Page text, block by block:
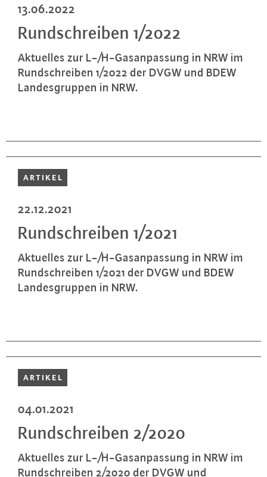
13.06.2022
Rund­schrei­ben 1/2022
Aktuelles zur L-/H-Gas­an­pas­sung in NRW im
Rund­schrei­ben 1/2022 der DVGW und BDEW
Lan­des­grup­pen in NRW.
ARTIKEL
22.12.2021
Rund­schrei­ben 1/2021
Aktuelles zur L-/H-Gas­an­pas­sung in NRW im
Rund­schrei­ben 1/2021 der DVGW und BDEW
Lan­des­grup­pen in NRW.
ARTIKEL
04.01.2021
Rund­schrei­ben 2/2020
Aktuelles zur L-/H-Gas­an­pas­sung in NRW im
Rund­schrei­ben 2/2020 der DVGW und